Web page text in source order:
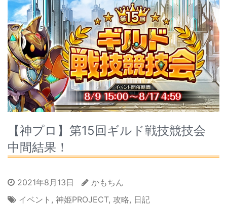
【神プロ】第15回ギルド戦技競技会
中間結果！
2021年8月13日
かもちん
イベント , 神姫PROJECT, 攻略, 日記